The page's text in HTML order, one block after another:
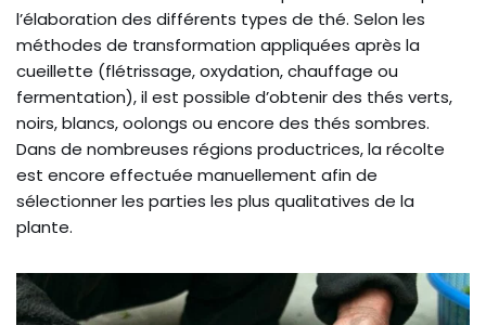
l’élaboration des différents types de thé. Selon les
méthodes de transformation appliquées après la
cueillette (flétrissage, oxydation, chauffage ou
fermentation), il est possible d’obtenir des thés verts,
noirs, blancs, oolongs ou encore des thés sombres.
Dans de nombreuses régions productrices, la récolte
est encore effectuée manuellement afin de
sélectionner les parties les plus qualitatives de la
plante.